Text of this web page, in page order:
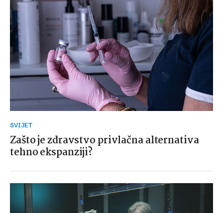
SVIJET
Zašto je zdravstvo privlačna alternativa
tehno ekspanziji?